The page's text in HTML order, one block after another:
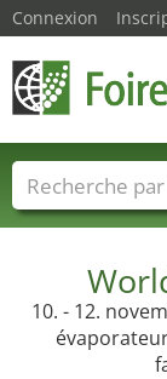
10. - 12.
Connexion
Foire noms